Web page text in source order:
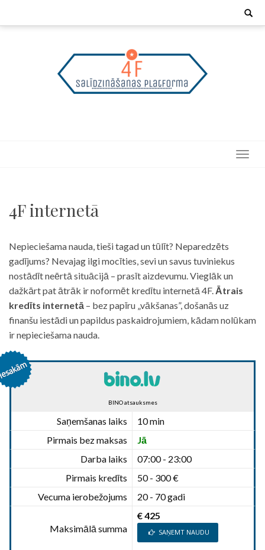
Search
4F internetā
Nepieciešama nauda, tieši tagad un tūlīt? Neparedzēts
gadījums? Nevajag ilgi mocīties, sevi un savus tuviniekus
nostādīt neērtā situācijā – prasīt aizdevumu. Vieglāk un
dažkārt pat ātrāk ir noformēt kredītu internetā 4F. Ātrais
kredīts internetā – bez papīru „vākšanas”, došanās uz
finanšu iestādi un papildus paskaidrojumiem, kādam nolūkam
ir nepieciešama nauda.
BINO atsauksmes
Saņemšanas laiks
10 min
Pirmais bez maksas
Jā
Darba laiks
07:00 - 23:00
Pirmais kredīts
50 - 300 €
Vecuma ierobežojums
20 - 70 gadi
Maksimālā summa
€ 425
SAŅEMT NAUDU